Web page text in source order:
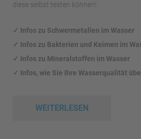
diese selbst testen können!
✓ Infos zu Schwermetallen im Wasser
✓ Infos zu Bakterien und Keimen im
✓ Infos zu Mineralstoffen im Wasser
✓ Infos, wie Sie Ihre Wasserqualität
WEITERLESEN